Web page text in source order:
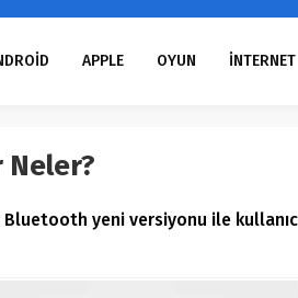
APPLE OYUN İNTERNET
Neler?
yeni versiyonu ile